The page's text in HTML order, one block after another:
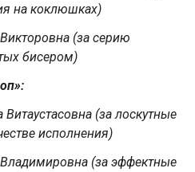
на коклюшках)
(за серию
бисером)
(за лоскутные
исполнения)
(за эффектные